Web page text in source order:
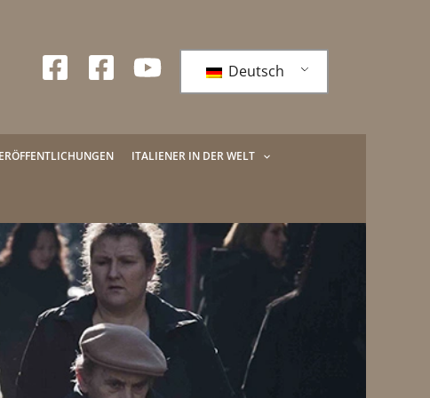
Deutsch
ITALIENER IN DER WELT